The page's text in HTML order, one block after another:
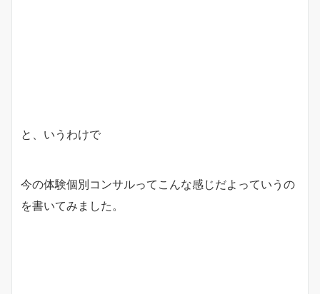
と、いうわけで
今の体験個別コンサルってこんな感じだよっていうの
を書いてみました。